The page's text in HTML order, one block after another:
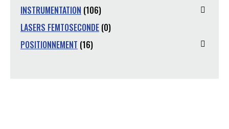
INSTRUMENTATION (106)
LASERS FEMTOSECONDE (0)
POSITIONNEMENT (16)